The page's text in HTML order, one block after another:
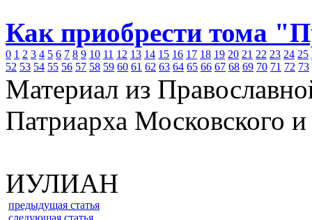
Как приобрести тома
0 1 2 3 4 5 6 7 8 9 10 11 12 13 14 15 16 17 18 19 20 21 22 23 24 25
52 53 54 55 56 57 58 59 60 61 62 63 64 65 66 67 68 69 70 71 72 73
Материал из
Патриарха Московского
ИУЛИАН
предыдущая статья
следующая статья